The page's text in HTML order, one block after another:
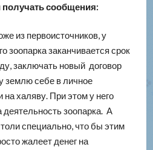
сообщения:
из первоисточников, у
зоопарка заканчивается срок
заключать новый договор
землю себе в личное
на халяву. При этом у него
деятельность зоопарка. А
специально, что бы этим
жалеет денег на